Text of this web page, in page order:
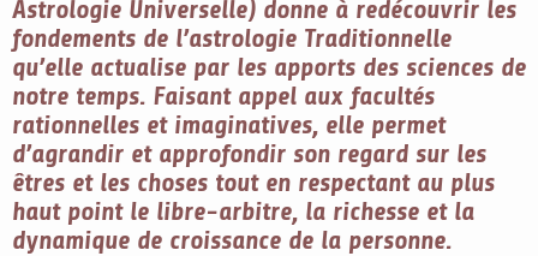
Astrologie Universelle) donne à redécouvrir les
fondements de l’astrologie Traditionnelle
qu’elle actualise par les apports des sciences de
notre temps. Faisant appel aux facultés
rationnelles et imaginatives, elle permet
d’agrandir et approfondir son regard sur les
êtres et les choses tout en respectant au plus
haut point le libre-arbitre, la richesse et la
dynamique de croissance de la personne.